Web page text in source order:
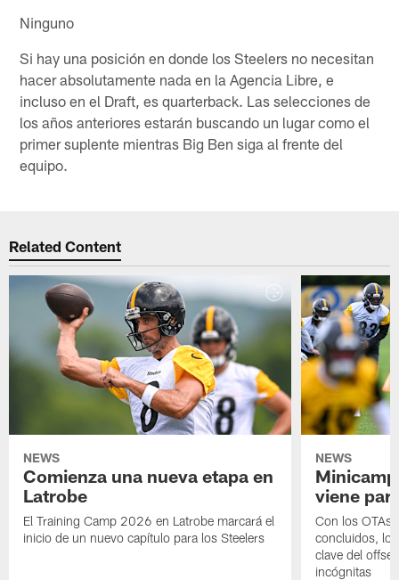
Ninguno
Si hay una posición en donde los Steelers no necesitan
hacer absolutamente nada en la Agencia Libre, e
incluso en el Draft, es quarterback. Las selecciones de
los años anteriores estarán buscando un lugar como el
primer suplente mientras Big Ben siga al frente del
equipo.
Related Content
NEWS
Comienza una nueva etapa en
Latrobe
El Training Camp 2026 en Latrobe marcará el
inicio de un nuevo capítulo para los Steelers
NEWS
viene
Con los OTAs
concluidos,
clave del
incógnitas